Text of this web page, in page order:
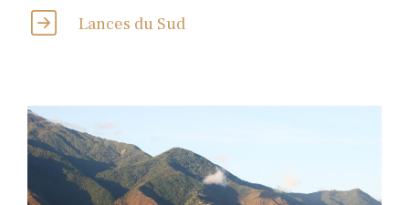
Lances du Sud